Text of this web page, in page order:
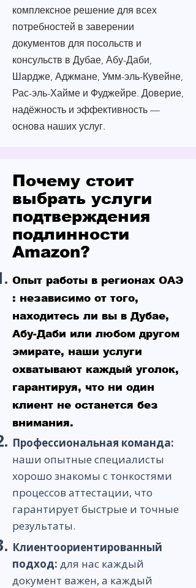
комплексное решение для всех
потребностей в заверении
документов для посольств и
консульств в Дубае, Абу-Даби,
Шардже, Аджмане, Умм-эль-Кувейне,
Рас-эль-Хайме и Фуджейре. Доверие,
надёжность и эффективность —
основа наших услуг.
Почему стоит
выбрать услуги
подтверждения
подлинности
Amazon?
Опыт работы в регионах ОАЭ
: независимо от того,
находитесь ли вы в Дубае,
Абу-Даби или любом другом
эмирате, наши услуги
охватывают каждый уголок,
гарантируя, что ни один
клиент не останется без
внимания.
Профессиональная команда:
наши опытные специалисты
хорошо знакомы с тонкостями
процессов аттестации, что
гарантирует быстрые и точные
результаты.
Клиентоориентированный
подход: для нас каждый
документ важен, а каждый